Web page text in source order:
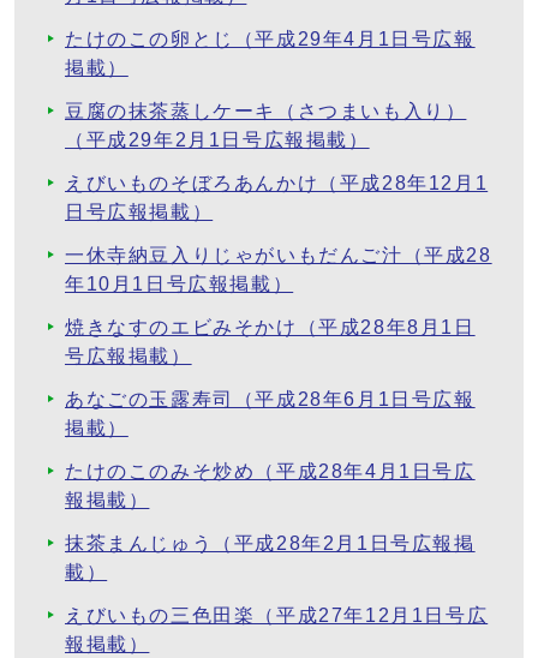
たけのこの卵とじ（平成29年4月1日号広報
掲載）
豆腐の抹茶蒸しケーキ（さつまいも入り）
（平成29年2月1日号広報掲載）
えびいものそぼろあんかけ（平成28年12月1
日号広報掲載）
一休寺納豆入りじゃがいもだんご汁（平成28
年10月1日号広報掲載）
焼きなすのエビみそかけ（平成28年8月1日
号広報掲載）
あなごの玉露寿司（平成28年6月1日号広報
掲載）
たけのこのみそ炒め（平成28年4月1日号広
報掲載）
抹茶まんじゅう（平成28年2月1日号広報掲
載）
えびいもの三色田楽（平成27年12月1日号広
報掲載）